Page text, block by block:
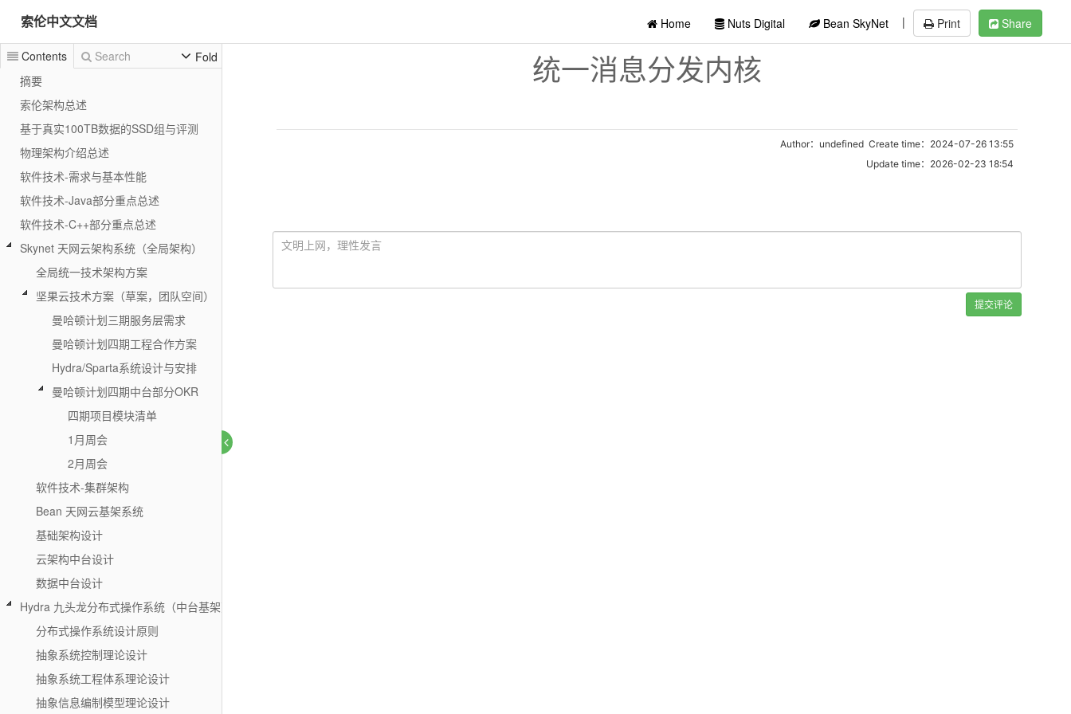
索伦中文文档 Home Nuts Digital Bean SkyNet | Print Share
Contents Search
Fold
摘要
索伦架构总述
基于真实100TB数据的SSD组与评测
物理架构介绍总述
软件技术-需求与基本性能
软件技术-Java部分重点总述
软件技术-C++部分重点总述
Skynet 天网云架构系统（全局架构）
全局统一技术架构方案
坚果云技术方案（草案，团队空间）
曼哈顿计划三期服务层需求
曼哈顿计划四期工程合作方案
Hydra/Sparta系统设计与安排
曼哈顿计划四期中台部分OKR
四期项目模块清单
1月周会
2月周会
软件技术-集群架构
Bean 天网云基架系统
基础架构设计
云架构中台设计
数据中台设计
Hydra 九头龙分布式操作系统（中台基架）
分布式操作系统设计原则
抽象系统控制理论设计
抽象系统工程体系理论设计
抽象信息编制模型理论设计
统一消息分发内核
Author：undefined Create time：2024-07-26 13:55
Update time：2026-02-23 18:54
提交评论